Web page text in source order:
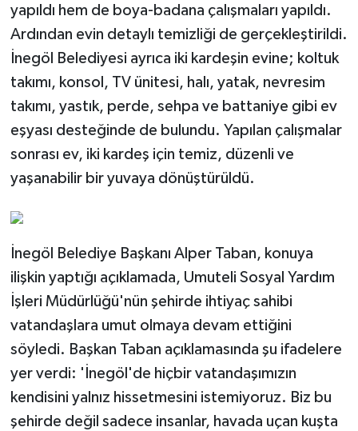
yapıldı hem de boya-badana çalışmaları yapıldı.
Ardından evin detaylı temizliği de gerçekleştirildi.
İnegöl Belediyesi ayrıca iki kardeşin evine; koltuk
takımı, konsol, TV ünitesi, halı, yatak, nevresim
takımı, yastık, perde, sehpa ve battaniye gibi ev
eşyası desteğinde de bulundu. Yapılan çalışmalar
sonrası ev, iki kardeş için temiz, düzenli ve
yaşanabilir bir yuvaya dönüştürüldü.
İnegöl Belediye Başkanı Alper Taban, konuya
ilişkin yaptığı açıklamada, Umuteli Sosyal Yardım
İşleri Müdürlüğü'nün şehirde ihtiyaç sahibi
vatandaşlara umut olmaya devam ettiğini
söyledi. Başkan Taban açıklamasında şu ifadelere
yer verdi: 'İnegöl'de hiçbir vatandaşımızın
kendisini yalnız hissetmesini istemiyoruz. Biz bu
şehirde değil sadece insanlar, havada uçan kuşta